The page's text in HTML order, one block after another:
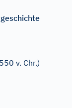
v. Chr.)